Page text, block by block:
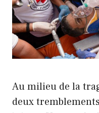
Au milieu de la
deux